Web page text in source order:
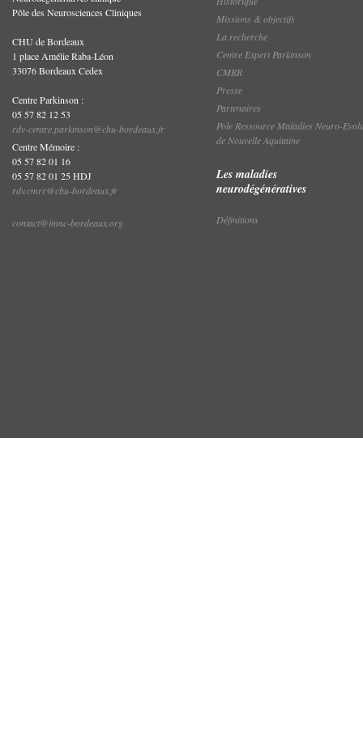
Pôle des Neurosciences Cliniques
CHU de Bordeaux
1 place Amélie Raba-Léon
33076 Bordeaux Cedex
Centre Parkinson :
05 57 82 12 53
rdv-centre.parkinson@chu-bordeaux.fr
Centre Mémoire :
05 57 82 01 16
05 57 82 01 25 HDJ
rdv.cmrr@chu-bordeaux.fr
contact@imnc-bordeaux.org
Missions & objectifs
La recherche
Centre Expert Parkinson
CMRR
Presse
Partenaires
Pole Ressource Maladies Neuro-
de Nouvelle Aquitaine
Les maladies
neurodégénératives
Définitions